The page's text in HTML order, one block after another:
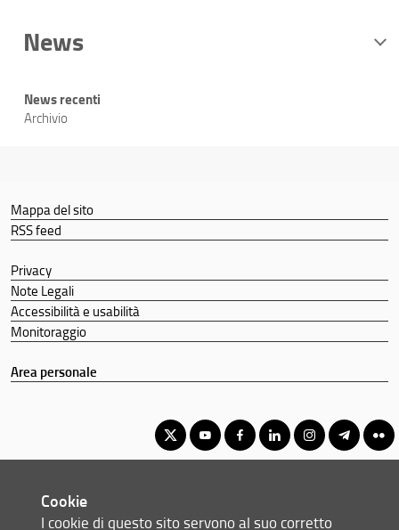
News
News recenti
Archivio
Mappa del sito
RSS feed
Privacy
Note Legali
Accessibilità e usabilità
Monitoraggio
Area personale
Cookie
I cookie di questo sito servono al suo corretto